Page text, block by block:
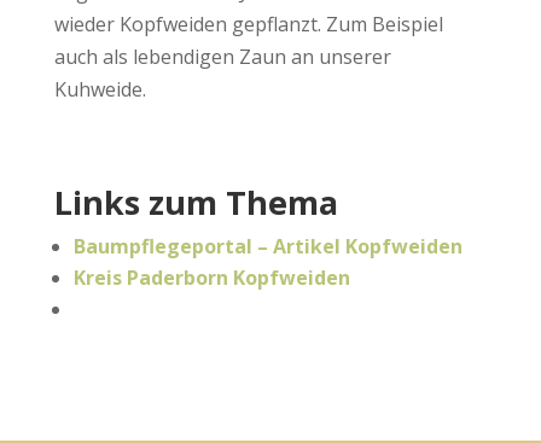
wieder Kopfweiden gepflanzt. Zum Beispiel
auch als lebendigen Zaun an unserer
Kuhweide.
Links zum Thema
Baumpflegeportal – Artikel Kopfweiden
Kreis Paderborn Kopfweiden